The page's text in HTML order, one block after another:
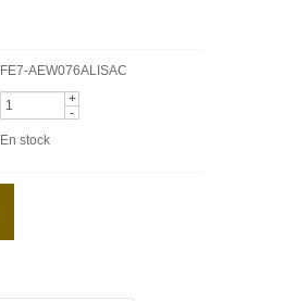
FE7-AEW076ALISAC
+
-
En stock